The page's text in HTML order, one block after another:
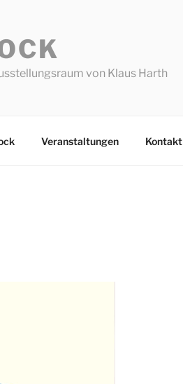
von Klaus Harth
Veranstaltungen Kontakt